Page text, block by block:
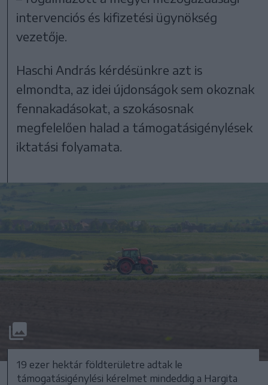
intervenciós és kifizetési ügynökség
vezetője.
Haschi András kérdésünkre azt is
elmondta, az idei újdonságok sem okoznak
fennakadásokat, a szokásosnak
megfelelően halad a támogatásigénylések
iktatási folyamata.
19 ezer hektár földterületre adtak le
támogatásigénylési kérelmet mindeddig a Hargita